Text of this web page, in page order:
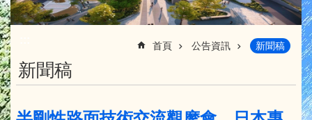
首頁 公告資訊 新聞稿
新聞稿